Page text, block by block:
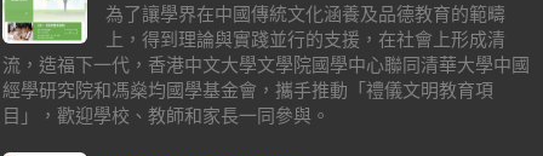
為了讓學界在中國傳統文化涵養及品德教育的範疇
上，得到理論與實踐並行的支援，在社會上形成清
流，造福下一代，香港中文大學文學院國學中心聯同清華大學中國
經學研究院和馮燊均國學基金會，攜手推動「禮儀文明教育項
目」，歡迎學校、教師和家長一同參與。